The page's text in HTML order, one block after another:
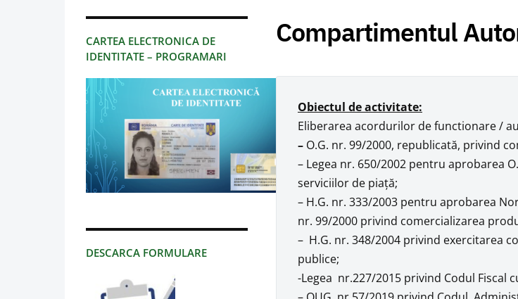
CARTEA ELECTRONICA DE
IDENTITATE – PROGRAMARI
DESCARCA FORMULARE
Compartimentul
Obiectul de activitate:
Eliberarea acordurilor de functionare /
– O.G. nr. 99/2000, republicată, privind
– Legea nr. 650/2002 pentru aprobarea
serviciilor de piaţă;
– H.G. nr. 333/2003 pentru aprobarea
nr. 99/2000 privind comercializarea
– H.G. nr. 348/2004 privind exercitarea
publice;
-Legea nr.227/2015 privind Codul Fiscal